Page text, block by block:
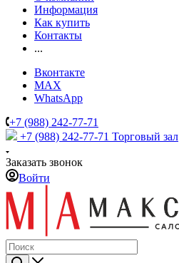
Информация
Как купить
Контакты
...
Вконтакте
MAX
WhatsApp
+7 (988) 242-77-71
+7 (988) 242-77-71 Торговый зал
Заказать звонок
Войти